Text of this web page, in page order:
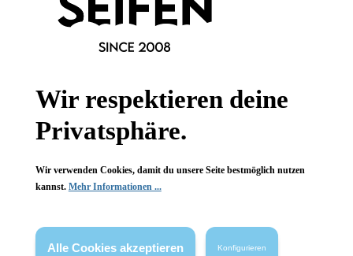
Gesetzliche Informationen
Wissenswertes
FAQ
Vertrag widerrufen
* Alle Preise inkl. gesetzl. Mehrwertsteuer zzgl.Versandkosten
wenn nicht anders angegeben.
Wir respektieren deine
Privatsphäre.
Wir verwenden Cookies, damit du unsere Seite bestmöglich nutzen
kannst. Mehr Informationen ...
Alle Cookies akzeptieren Konfigurieren